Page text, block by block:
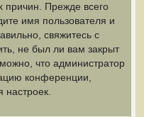
причин. Прежде всего
имя пользователя и
свяжитесь с
не был ли вам закрыт
что администратор
конференции,